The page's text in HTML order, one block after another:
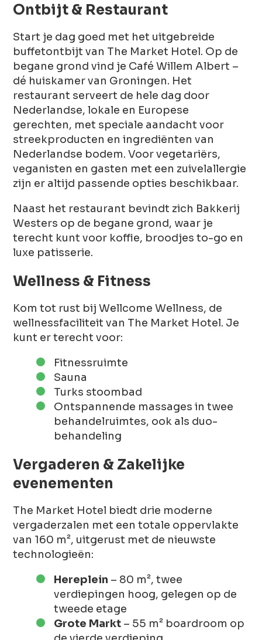
Ontbijt & Restaurant
Start je dag goed met het uitgebreide
buffetontbijt van The Market Hotel. Op de
begane grond vind je Café Willem Albert –
dé huiskamer van Groningen. Het
restaurant serveert de hele dag door
Nederlandse, lokale en Europese
gerechten, met speciale aandacht voor
streekproducten en ingrediënten van
Nederlandse bodem. Voor vegetariërs,
veganisten en gasten met een zuivelallergie
zijn er altijd passende opties beschikbaar.
Naast het restaurant bevindt zich Bakkerij
Westers op de begane grond, waar je
terecht kunt voor koffie, broodjes to-go en
luxe patisserie.
Wellness & Fitness
Kom tot rust bij Wellcome Wellness, de
wellnessfaciliteit van The Market Hotel. Je
kunt er terecht voor:
Fitnessruimte
Sauna
Turks stoombad
Ontspannende massages in twee
behandelruimtes, ook als duo-
behandeling
Vergaderen & Zakelijke
evenementen
The Market Hotel biedt drie moderne
vergaderzalen met een totale oppervlakte
van 160 m², uitgerust met de nieuwste
technologieën:
Hereplein – 80 m², twee
verdiepingen hoog, gelegen op de
tweede etage
Grote Markt – 55 m² boardroom op